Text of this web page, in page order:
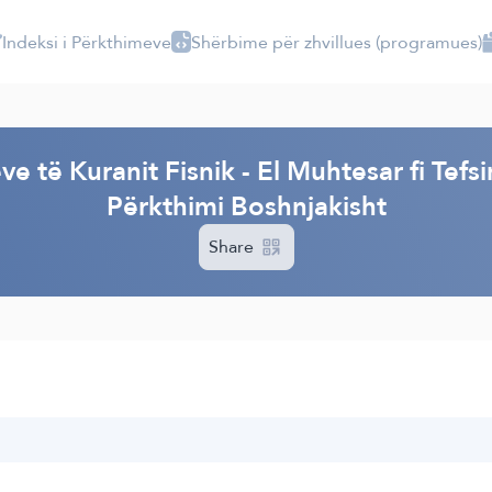
Indeksi i Përkthimeve Shërbime për zhvillues (programues)
të Kuranit Fisnik - El Muhtesar fi
Përkthimi Boshnjakisht
Share